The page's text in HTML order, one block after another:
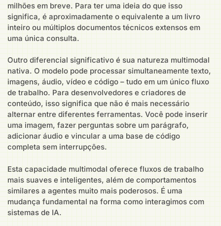
milhões em breve. Para ter uma ideia do que isso
significa, é aproximadamente o equivalente a um livro
inteiro ou múltiplos documentos técnicos extensos em
uma única consulta.
Outro diferencial significativo é sua natureza multimodal
nativa. O modelo pode processar simultaneamente texto,
imagens, áudio, vídeo e código – tudo em um único fluxo
de trabalho. Para desenvolvedores e criadores de
conteúdo, isso significa que não é mais necessário
alternar entre diferentes ferramentas. Você pode inserir
uma imagem, fazer perguntas sobre um parágrafo,
adicionar áudio e vincular a uma base de código
completa sem interrupções.
Esta capacidade multimodal oferece fluxos de trabalho
mais suaves e inteligentes, além de comportamentos
similares a agentes muito mais poderosos. É uma
mudança fundamental na forma como interagimos com
sistemas de IA.